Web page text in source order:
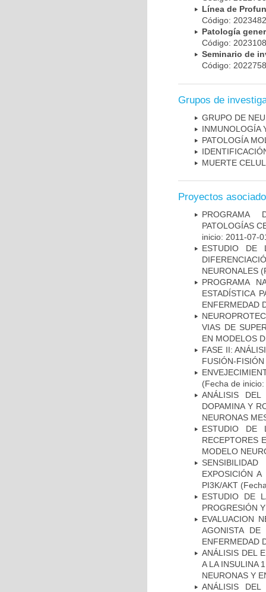
Línea de
Código:
Patología
Código:
Seminario de
Código:
Grupos de
GRUPO DE
INMUNOLOGÍA
PATOLOGÍA
MUERTE
Proyectos
PROGRAMA
PATOLOGÍAS
inicio: 2011-07-
ESTUDIO DE
NEURONALES
PROGRAMA
ESTADÍSTICA
ENFERMEDAD
VIAS DE
EN MODELOS
FASE II:
FUSIÓN-
(Fecha de
ANÁLISIS
DOPAMINA Y
NEURONAS
ESTUDIO DE
RECEPTORES
MODELO
EXPOSICIÓN
PI3K/AKT
ESTUDIO DE
PROGRESIÓN
EVALUACION
AGONISTA
ENFERMEDAD
ANÁLISIS DEL
A LA INSULINA
NEURONAS Y
ANÁLISIS